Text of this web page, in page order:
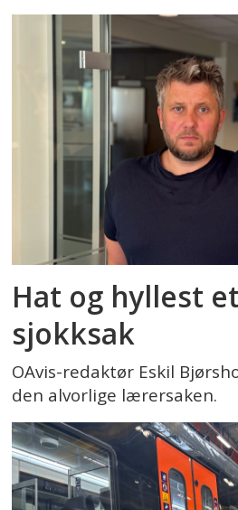
Hat og hyllest
sjokksak
OAvis-redaktør Eskil
den alvorlige lærersaken.